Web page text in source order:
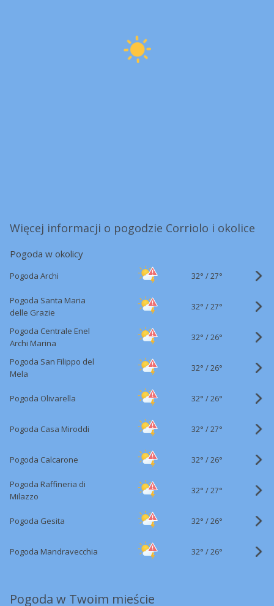
Więcej informacji o pogodzie Corriolo i okolice
Pogoda w okolicy
Pogoda Archi 32° /27°
Pogoda Santa Maria
delle Grazie
32° /27°
Pogoda Centrale Enel
Archi Marina
32° /26°
Pogoda San Filippo del
Mela
32° /26°
Pogoda Olivarella 32° /26°
Pogoda Casa Miroddi 32° /27°
Pogoda Calcarone 32° /26°
Pogoda Raffineria di
Milazzo
32° /27°
Pogoda Gesita 32° /26°
Pogoda Mandravecchia 32° /26°
Pogoda w Twoim mieście